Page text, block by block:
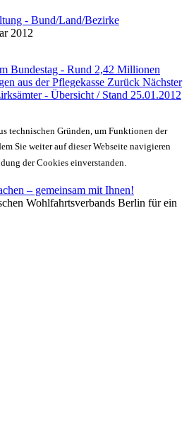
- Bund/Land/Bezirke
2012
Bundestag - Rund 2,42 Millionen
aus der Pflegekasse Zurück Nächster
- Übersicht / Stand 25.01.2012
technischen Gründen, um Funktionen der
Sie weiter auf dieser Webseite navigieren
der Cookies einverstanden.
– gemeinsam mit Ihnen!
Wohlfahrtsverbands Berlin für ein